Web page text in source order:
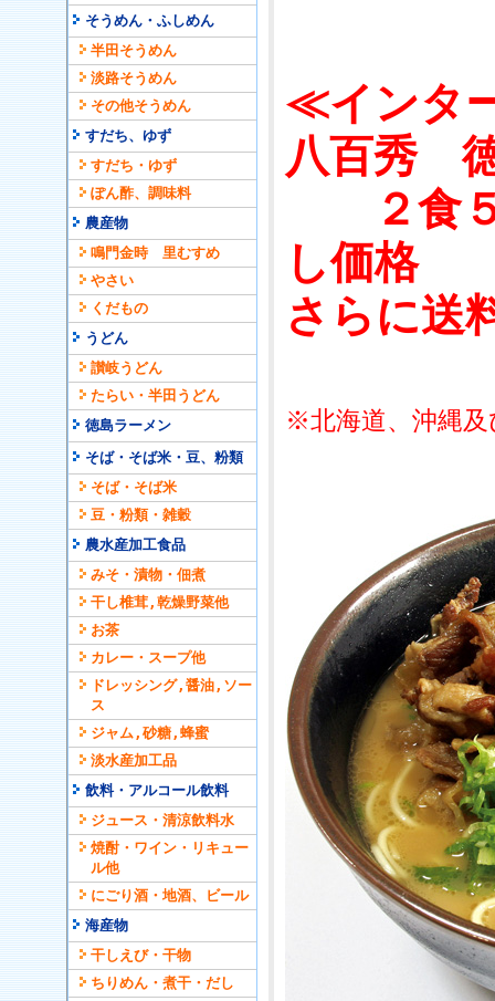
そうめん・ふしめん
半田そうめん
淡路そうめん
その他そうめん
すだち、ゆず
すだち・ゆず
ぽん酢、調味料
農産物
鳴門金時 里むすめ
やさい
くだもの
うどん
讃岐うどん
たらい・半田うどん
徳島ラーメン
そば・そば米・豆、粉類
そば・そば米
豆・粉類・雑穀
農水産加工食品
みそ・漬物・佃煮
干し椎茸,乾燥野菜他
お茶
カレー・スープ他
ドレッシング,醤油,ソー
ス
ジャム,砂糖,蜂蜜
淡水産加工品
飲料・アルコール飲料
ジュース・清涼飲料水
焼酎・ワイン・リキュー
ル他
にごり酒・地酒、ビール
海産物
干しえび・干物
ちりめん・煮干・だし
≪インタ
八百秀
２食５
し価格
さらに送
※北海道、沖縄及